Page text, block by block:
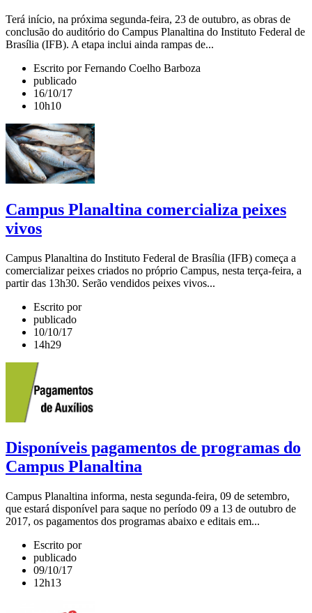
Terá início, na próxima segunda-feira, 23 de outubro, as obras de
conclusão do auditório do Campus Planaltina do Instituto Federal de
Brasília (IFB). A etapa inclui ainda rampas de...
Escrito por Fernando Coelho Barboza
publicado
16/10/17
10h10
Campus Planaltina comercializa peixes
vivos
Campus Planaltina do Instituto Federal de Brasília (IFB) começa a
comercializar peixes criados no próprio Campus, nesta terça-feira, a
partir das 13h30. Serão vendidos peixes vivos...
Escrito por
publicado
10/10/17
14h29
Disponíveis pagamentos de programas do
Campus Planaltina
Campus Planaltina informa, nesta segunda-feira, 09 de setembro,
que estará disponível para saque no período 09 a 13 de outubro de
2017, os pagamentos dos programas abaixo e editais em...
Escrito por
publicado
09/10/17
12h13